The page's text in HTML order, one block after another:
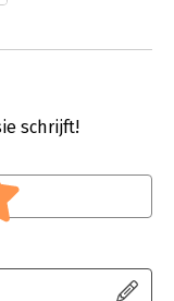
op het
mindfulness,
revolutie in onze
schrijft!